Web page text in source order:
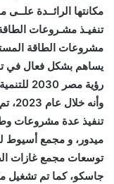
تنفيـذ مشـروعات
مشروعات الطاقة
يساهم بشكل فعال في
رؤية مصر 2030 للتنمية المستدامة.
تنفيذ عدة مشروعات
ميدور، و مجمع أسيوط
توسعات مجمع غازات
جاسكو، كما تم تشغيل